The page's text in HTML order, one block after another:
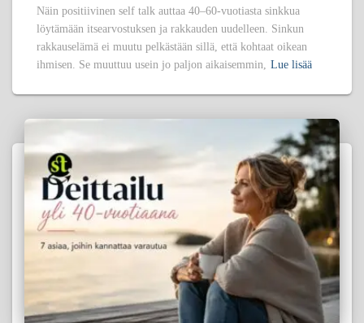
Näin positiivinen self talk auttaa 40–60-vuotiasta sinkkua
löytämään itsearvostuksen ja rakkauden uudelleen. Sinkun
rakkauselämä ei muutu pelkästään sillä, että kohtaat oikean
ihmisen. Se muuttuu usein jo paljon aikaisemmin,
Lue lisää